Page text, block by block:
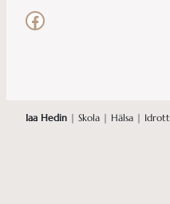
Facebook
Iaa Hedin | Skola | Hälsa | Idrott